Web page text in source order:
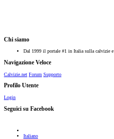
Chi siamo
Dal 1999 il portale #1 in Italia sulla calvizie e
Navigazione Veloce
Calvizie.net Forum Supporto
Profilo Utente
Login
Seguici su Facebook
Italiano